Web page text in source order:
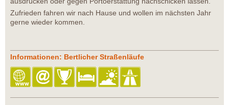
Zufrieden fahren wir nach Hause und wollen im nächsten Jahr
gerne wieder kommen.
Informationen: Bertlicher Straßenläufe